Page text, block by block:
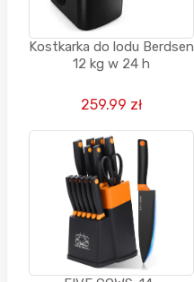
Kostkarka do lodu Berdsen
12 kg w 24 h
259.99 zł